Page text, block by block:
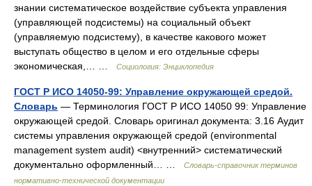
знании систематическое воздействие субъекта управления
(управляющей подсистемы) на социальный объект
(управляемую подсистему), в качестве какового может
выступать общество в целом и его отдельные сферы
экономическая,… …
Социология: Энциклопедия
ГОСТ Р ИСО 14050-99: Управление окружающей средой.
Словарь — Терминология ГОСТ Р ИСО 14050 99: Управление
окружающей средой. Словарь оригинал документа: 3.16 Аудит
системы управления окружающей средой (environmental
management system audit) <внутренний> систематический
документально оформленный… …
Словарь-справочник терминов
нормативно-технической документации